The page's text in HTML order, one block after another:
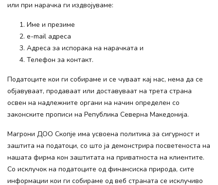
или при нарачка ги издвојуваме:
Име и презиме
e-mail адреса
Адреса за испорака на нарачката и
Телефон за контакт.
Податоците кои ги собираме и се чуваат кај нас, нема да се
објавуваат, продаваат или доставуваат на трета страна
освен на надлежните органи на начин определен со
законските прописи на Република Северна Македонија.
Магрони ДОО Скопје има усвоена политика за сигурност и
заштита на податоци, со што ја демонстрира посветеноста на
нашата фирма кон заштитата на приватноста на клиентите.
Со исклучок на податоците од финансиска природа, сите
информации кои ги собираме од веб страната се исклучиво